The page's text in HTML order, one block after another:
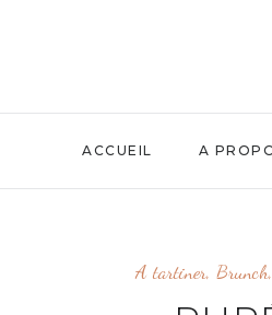
ACCUEIL A
A tartiner, Brunch,